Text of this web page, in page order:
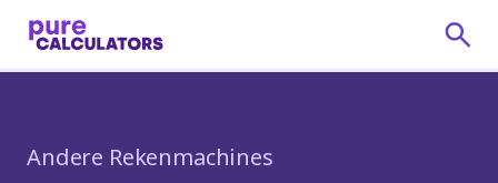
Andere Rekenmachines